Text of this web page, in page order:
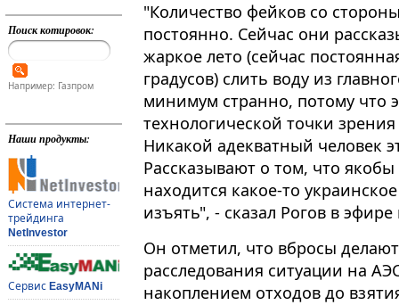
Поиск котировок:
Например: Газпром
Наши продукты:
Система интернет-
трейдинга
NetInvestor
Сервис EasyMANi
"Количество фейков со
постоянно​​​. Сейчас они
жаркое лето (сейчас
градусов) слить воду из
минимум странно, потому что
технологической точки
Никакой адекватный человек
Рассказывают о том, что
находится какое-то
изъять", - сказал Рогов в
Он отметил, что вбросы
расследования ситуации на
накоплением отходов до